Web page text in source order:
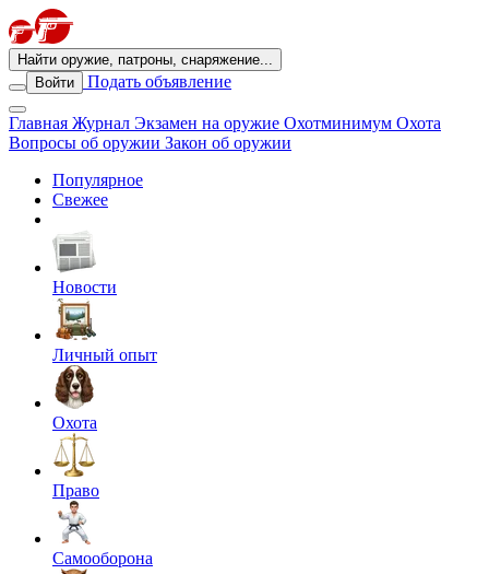
Найти оружие, патроны, снаряжение...
Войти
Подать объявление
Главная Журнал Экзамен на оружие Охотминимум Охота
Вопросы об оружии Закон об оружии
Популярное
Свежее
Новости
Личный опыт
Охота
Право
Самооборона